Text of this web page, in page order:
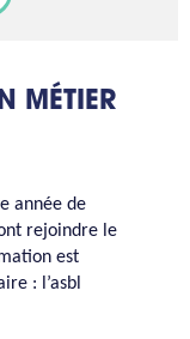
MÉTIER
année de
rejoindre le
est
: l’asbl